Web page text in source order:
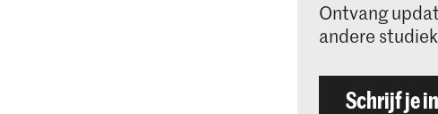
Ontvang
andere
Schrijf je